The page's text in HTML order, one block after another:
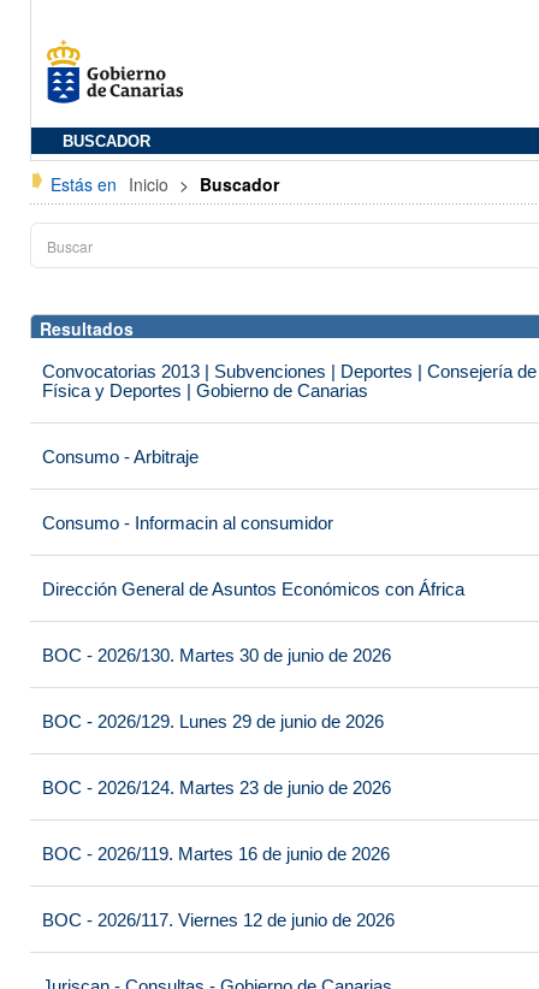
BUSCADOR
Estás en Inicio > Buscador
Resultados
Convocatorias 2013 | Subvenciones | Deportes | Consejería
Física y Deportes | Gobierno de Canarias
Consumo - Arbitraje
Consumo - Informacin al consumidor
Dirección General de Asuntos Económicos con África
BOC - 2026/130. Martes 30 de junio de 2026
BOC - 2026/129. Lunes 29 de junio de 2026
BOC - 2026/124. Martes 23 de junio de 2026
BOC - 2026/119. Martes 16 de junio de 2026
BOC - 2026/117. Viernes 12 de junio de 2026